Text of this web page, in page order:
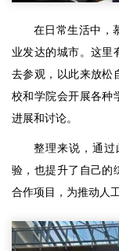
在日常生活中，
业发达的城市。这里
去参观，以此来放松
校和学院会开展各种
进展和讨论。
整理来说，通
验，也提升了自己的
合作项目，为推动人